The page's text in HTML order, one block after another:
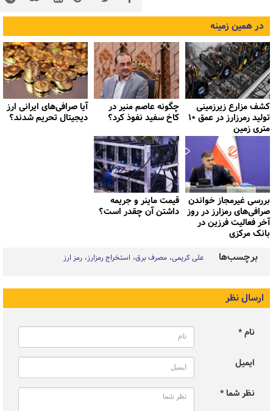
در همین زمینه
کشف مزارع زیرزمینی
تولید رمرزارز در عمق ۱۰
متری زمین
چگونه عاصم منیر در
کاخ سفید نفوذ کرد؟
آیا صرافی‌های ایرانی ارز
دیجیتال تحریم شدند؟
بررسی غیرمجاز خواندن
صرافی‌های رمزارز در روز
آخر فعالیت فرزین در
بانک مرکزی
قیمت ماینر و جریمه
داشتن آن چقدر است؟
برچسب‌ها علی کریمی مصرف برق استخراج رمزارز رمز ارز
ارسال نظر
نام *
ایمیل
نظر شما *